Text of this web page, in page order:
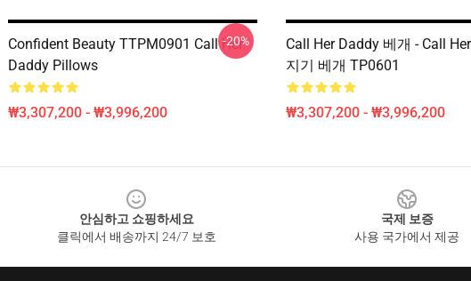
Confident Beauty TTPM0901 Call Her
Daddy Pillows
₩3,307,200 - ₩3,996,200
-20%
Call Her Daddy 베개 - Call
지기 베개 TP0601
₩3,307,200 - ₩3,996,200
안심하고 쇼핑하세요
클릭에서 배송까지 24/7 보호
국제 보증
사용 국가에서 제공